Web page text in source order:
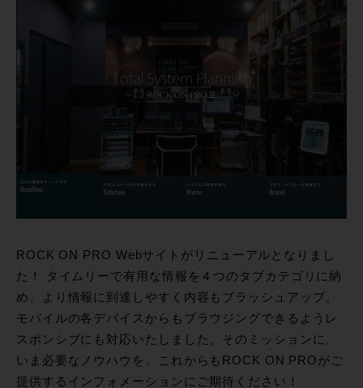
ROCK ON PRO Webサイトがリニューアルとなりまし
た！ タイムリーで有用な情報を４つのタブカテゴリに納
め、より情報に到達しやすく内容もブラッシュアップ。
モバイルの各デバイスからもブラウジングできるようレ
スポンシブにも対応いたしました。そのミッションに、
いま必要なノウハウを。これからもROCK ON PROがご
提供するインフォメーションにご期待ください！